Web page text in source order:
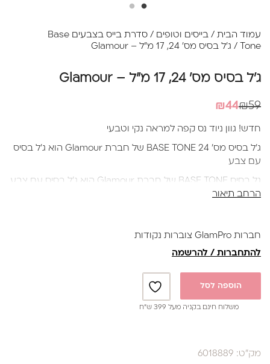
עמוד הבית / בייסים וטופים /
סדרת בייס בצבעים Base
Tone / ג'ל בסיס מס' 24, 17 מ"ל – Glamour
ג'ל בסיס מס' 24, 17 מ"ל – Glamour
₪59
המחיר
₪59.
₪44
המחיר
₪44.
חדש! גוון ניוד נס קפה למראה נקי וטבעי
ג’ל בסיס מס’ 24 BASE TONE של חברת Glamour הוא ג’ל בסיס
עם צבע
גל בסיס BASE TONE של חברת Glamour הוא ג'ל בסיס עם צבע
שמצריך לפניי שכבת בייס
1. הכנה של הציפורניים (כרגיל)
2. ניטרול לוחית הציפורן עם נוזל ייעודי לאיזון רמת החומציות
6. טופ
הרחב תיאור
חברות GlamPro צוברות נקודות
להתחברות / להרשמה
הוספה לסל
משלוח חינם בקניה מעל 399 ש”ח
מק"ט: 6018889